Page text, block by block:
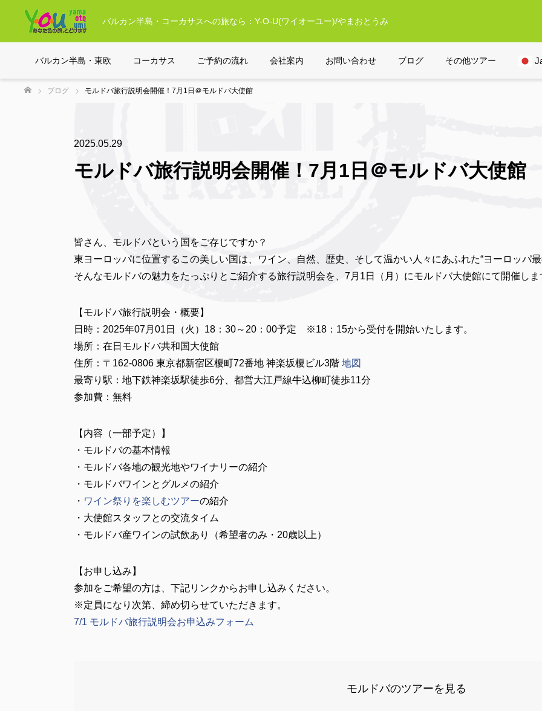
バルカン半島・コーカサスへの旅なら：Y-O-U(ワイオーユー)/やまおとうみ
バルカン半島・東欧 コーカサス ご予約の流れ 会社案内 お問い合わせ ブログ その他ツアー
ブログ モルドバ旅行説明会開催！7月1日＠モルドバ大使館
2025.05.29
モルドバ旅行説明会開催！7月1日＠モルドバ大使館
皆さん、モルドバという国をご存じですか？
東ヨーロッパに位置するこの美しい国は、ワイン、自然、歴史、そして温かい人々にあふれた“ヨーロッパ
そんなモルドバの魅力をたっぷりとご紹介する旅行説明会を、7月1日（月）にモルドバ大使館にて開催しま
【モルドバ旅行説明会・概要】
日時：2025年07月01日（火）18：30～20：00予定 ※18：15から受付を開始いたします。
場所：在日モルドバ共和国大使館
住所：〒162-0806 東京都新宿区榎町72番地 神楽坂榎ビル3階 地図
最寄り駅：地下鉄神楽坂駅徒歩6分、都営大江戸線牛込柳町徒歩11分
参加費：無料
【内容（一部予定）】
・モルドバの基本情報
・モルドバ各地の観光地やワイナリーの紹介
・モルドバワインとグルメの紹介
・ ワイン祭りを楽しむツアーの紹介
・大使館スタッフとの交流タイム
・モルドバ産ワインの試飲あり（希望者のみ・20歳以上）
【お申し込み】
参加をご希望の方は、下記リンクからお申し込みください。
※定員になり次第、締め切らせていただきます。
7/1 モルドバ旅行説明会お申込みフォーム
モルドバのツアーを見る